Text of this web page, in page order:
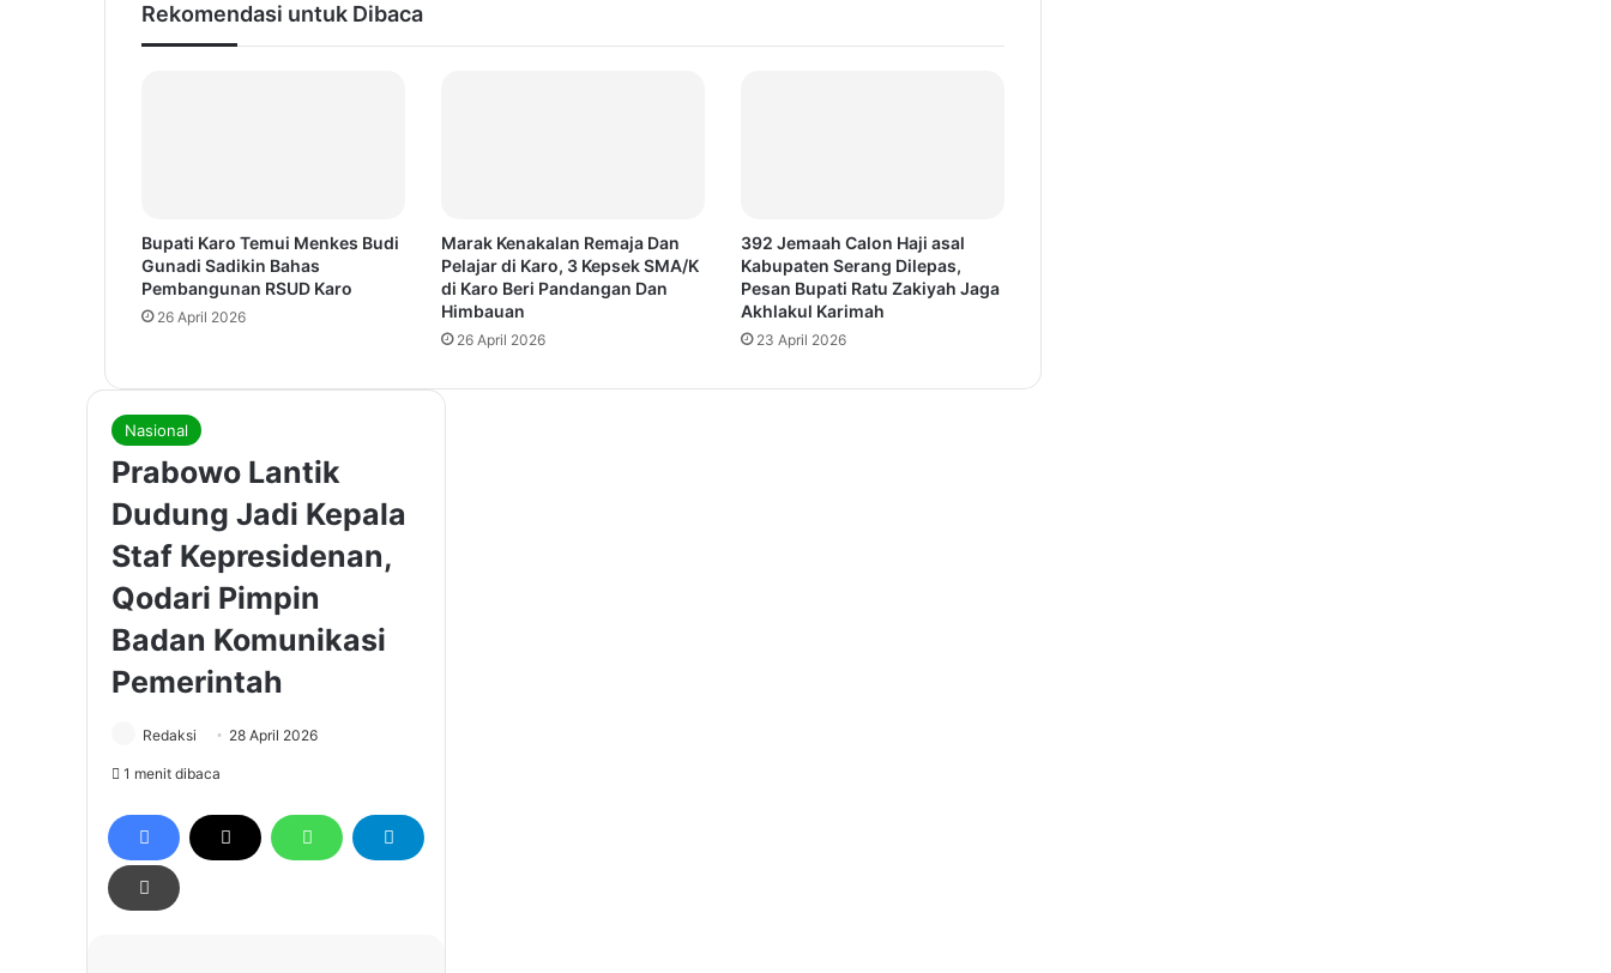
Rekomendasi untuk Dibaca
Bupati Karo Temui Menkes Budi
Gunadi Sadikin Bahas
Pembangunan RSUD Karo
26 April 2026
Marak Kenakalan Remaja Dan
Pelajar di Karo, 3 Kepsek SMA/K
di Karo Beri Pandangan Dan
Himbauan
26 April 2026
392 Jemaah Calon Haji asal
Kabupaten Serang Dilepas,
Pesan Bupati Ratu Zakiyah Jaga
Akhlakul Karimah
23 April 2026